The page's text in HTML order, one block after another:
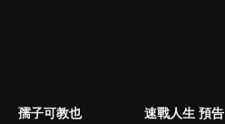
孺子可教也 速戰人生 預告